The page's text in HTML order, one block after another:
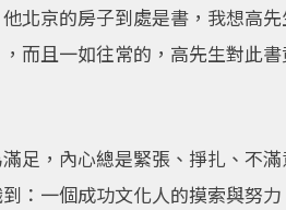
北京的房子到處是書，我想高
而且一如往常的，高先生對此
足，內心總是緊張、掙扎、不
：一個成功文化人的摸索與努